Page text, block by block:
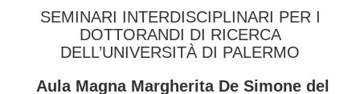
SEMINARI INTERDISCIPLINARI PER I
DOTTORANDI DI RICERCA
DELL’UNIVERSITÀ DI PALERMO
Aula Magna Margherita De Simone del